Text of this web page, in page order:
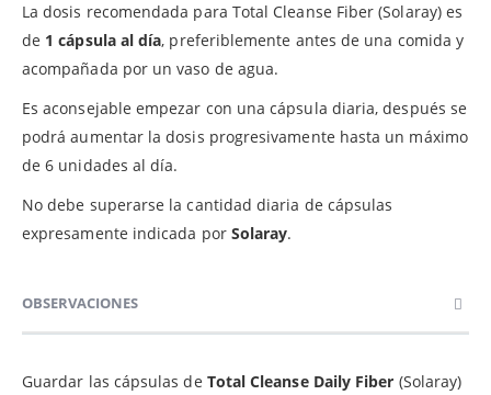
La dosis recomendada para Total Cleanse Fiber (Solaray) es
de 1 cápsula al día, preferiblemente antes de una comida y
acompañada por un vaso de agua.
Es aconsejable empezar con una cápsula diaria, después se
podrá aumentar la dosis progresivamente hasta un máximo
de 6 unidades al día.
No debe superarse la cantidad diaria de cápsulas
expresamente indicada por Solaray.
OBSERVACIONES
Guardar las cápsulas de Total Cleanse Daily Fiber (Solaray)